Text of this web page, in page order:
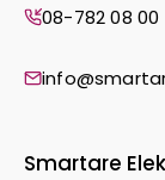
08-782 08 00
Smartare